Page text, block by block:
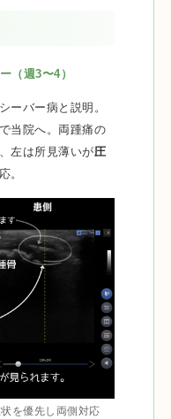
（週3〜4）
ーバー病と説明。
当院へ。両踵痛の
左は所見薄いが圧
。
を優先し両側対応